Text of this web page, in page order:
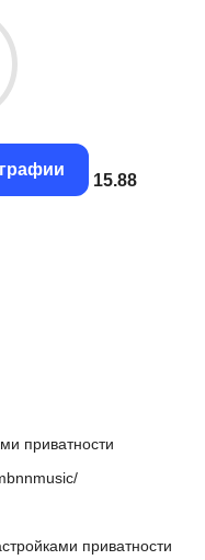
15.6
приватности
приватности